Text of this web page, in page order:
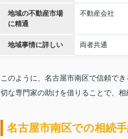
地域の不動産市場
に精通
不動産会社
地域事情に詳しい 両者共通
このように、名古屋市南区で信頼で
切な専門家の助けを借りることで、
名古屋市南区での相続